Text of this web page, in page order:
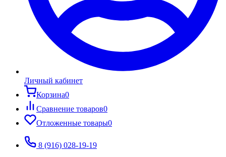
Личный кабинет
Корзина0
Сравнение товаров0
Отложенные товары0
8 (916) 028-19-19